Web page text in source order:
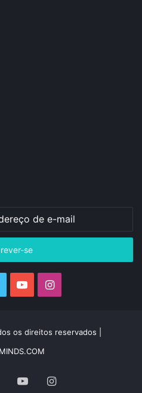
Twitter YouTubeInstagram
os direitos reservados |
Twitter YouTubeInstagram